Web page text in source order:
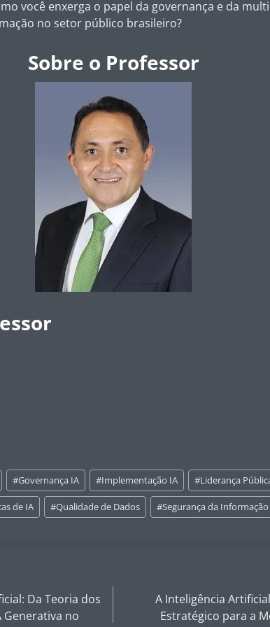
você enxerga o papel da governança e da
no setor público brasileiro?
Sobre o Professor
#Governança IA #Implementação IA #Liderança
de IA #Qualidade de Dados #Segurança da Informação
Da Teoria dos
no
A Inteligência
Estratégico para a